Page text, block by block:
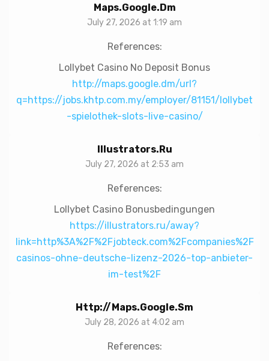
Maps.google.dm
July 27, 2026 at 1:19 am
References:
Lollybet Casino No Deposit Bonus
http://maps.google.dm/url?
q=https://jobs.khtp.com.my/employer/81151/lollybet
-spielothek-slots-live-casino/
Illustrators.ru
July 27, 2026 at 2:53 am
References:
Lollybet Casino Bonusbedingungen
https://illustrators.ru/away?
link=http%3A%2F%2Fjobteck.com%2Fcompanies%2F
casinos-ohne-deutsche-lizenz-2026-top-anbieter-
im-test%2F
Http://maps.google.sm
July 28, 2026 at 4:02 am
References: